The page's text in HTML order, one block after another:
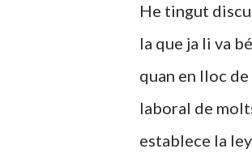
He tingut
la que ja li va
quan en lloc
laboral de
establece la